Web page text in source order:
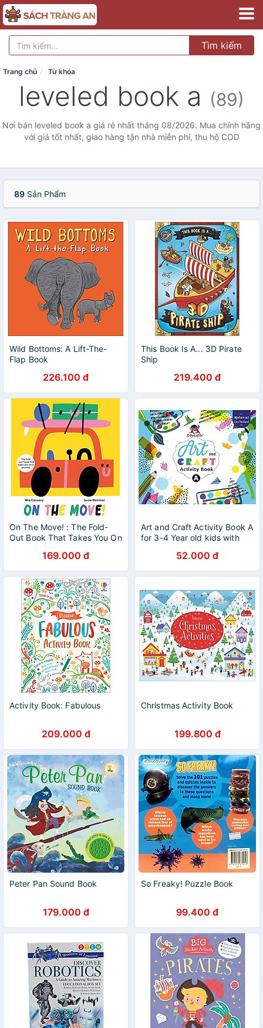
Tìm kiếm
Trang chủ Từ khóa
leveled book a (89)
Nơi bán leveled book a giá rẻ nhất tháng 08/2026. Mua chính hãng
với giá tốt nhất, giao hàng tận nhà miễn phí, thu hộ COD
89 Sản Phẩm
Wild Bottoms: A Lift-The-
Flap Book
226.100 đ
This Book Is A... 3D Pirate
Ship
219.400 đ
On The Move! : The Fold-
Out Book That Takes You On
169.000 đ
Art and Craft Activity Book A
for 3-4 Year old kids with
52.000 đ
Activity Book: Fabulous
209.000 đ
Christmas Activity Book
199.800 đ
Peter Pan Sound Book
179.000 đ
So Freaky! Puzzle Book
99.400 đ